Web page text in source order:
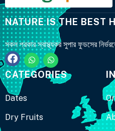
NATURE IS THE BEST
সকল প্রকার স্বাস্থ্যকর সুপার ফুডসের
CATEGORIES
Dates
Dry Fruits